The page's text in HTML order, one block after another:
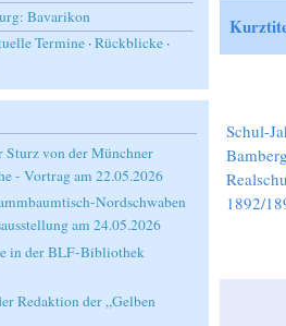
Schul-
1892/
Bavarikon
Termine ·Rückblicke ·
Sturz von der Münchner
- Vortrag am 22.05.2026
Nordschwaben
am 24.05.2026
in der BLF-Bibliothek
Redaktion der „Gelben